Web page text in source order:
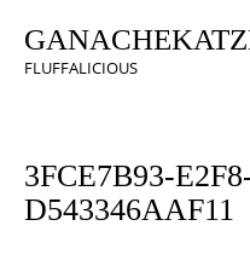
FLUFFALICIOUS
3FCE7B93-
D543346AAF11